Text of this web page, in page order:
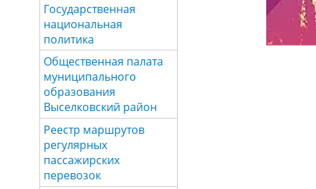
Государственная
национальная
политика
Общественная палата
муниципального
образования
Выселковский район
Реестр маршрутов
регулярных
пассажирских
перевозок